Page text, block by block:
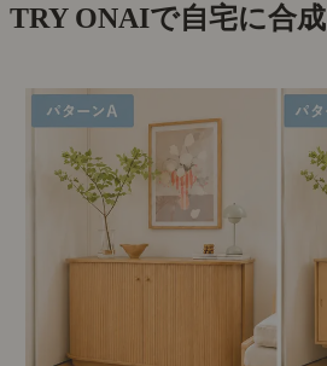
TRY ONAIで自宅に合成